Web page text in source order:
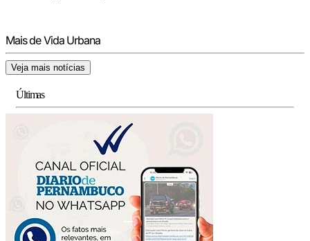
Mais de Vida Urbana
Veja mais notícias
Últimas